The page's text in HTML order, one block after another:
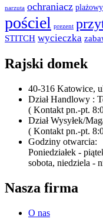
narzuta ochraniacz plażowy
pościel prezent
STITCH wycieczka
Rajski domek
40-316 Katowice,
Dział Handlowy :
( Kontakt pn.-pt.
Dział Wysyłek/
( Kontakt pn.-pt.
Godziny otwarcia:
Poniedziałek -
sobota, niedziela -
Nasza firma
O nas